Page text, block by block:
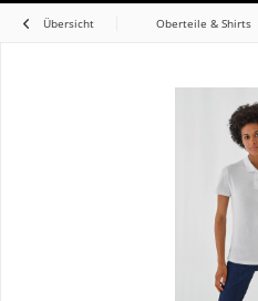
Übersicht Oberteile & Shirts